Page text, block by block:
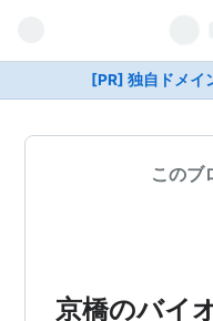
[PR] 独自ドメイ
このブ
京橋のバイ